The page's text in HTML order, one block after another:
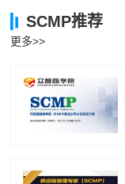
SCMP推荐
更多>>